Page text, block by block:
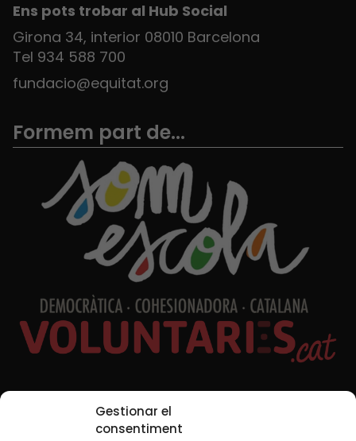
Gestionar el
consentiment
Ens pots trobar al Hub Social
Girona 34, interior 08010 Barcelona
Tel 934 588 700
fundacio@equitat.org
Formem part de...
Xarxes Socials